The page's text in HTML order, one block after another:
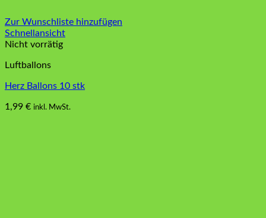
Zur Wunschliste hinzufügen
Schnellansicht
Nicht vorrätig
Luftballons
Herz Ballons 10 stk
1,99 € inkl. MwSt.